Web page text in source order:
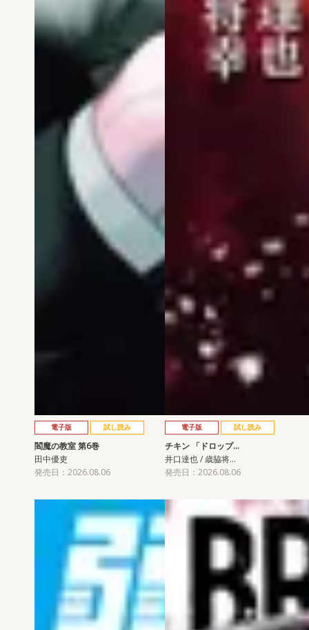
電子版 試し読み
閻魔の教室 第6巻
田中優吏
発売日：2026.08.06
電子版 試し読み
チキン 「ドロップ…
井口達也 / 歳脇将…
発売日：2026.08.06